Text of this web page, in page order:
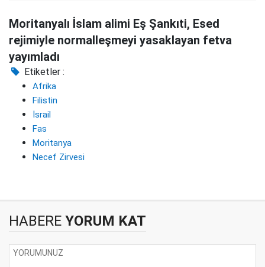
Moritanyalı İslam alimi Eş Şankıti, Esed
rejimiyle normalleşmeyi yasaklayan fetva
yayımladı
Etiketler :
Afrika
Filistin
İsrail
Fas
Moritanya
Necef Zirvesi
HABERE YORUM KAT